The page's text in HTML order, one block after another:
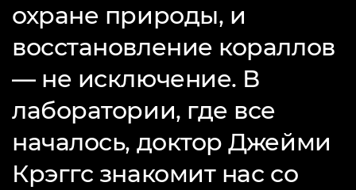
охране природы, и
восстановление кораллов
— не исключение. В
лаборатории, где все
началось, доктор Джейми
Крэггс знакомит нас со